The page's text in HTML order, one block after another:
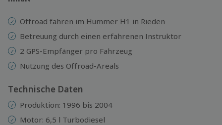
Offroad fahren im Hummer H1 in Rieden
Betreuung durch einen erfahrenen Instruktor
2 GPS-Empfänger pro Fahrzeug
Nutzung des Offroad-Areals
Technische Daten
Produktion: 1996 bis 2004
Motor: 6,5 l Turbodiesel